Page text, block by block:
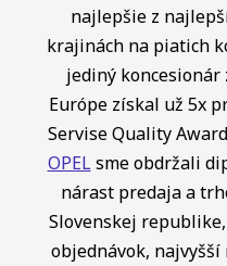
najlepšie z
krajinách na piatich
jediný koncesionár
Európe získal už 5x
Servise Quality
OPELsme obdržali
nárast predaja a
Slovenskej
objednávok,